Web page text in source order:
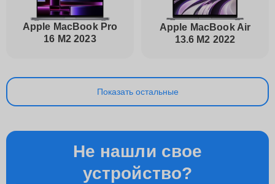
Apple MacBook Pro
16 M2 2023
Apple MacBook Air
13.6 M2 2022
Показать остальные
Не нашли свое
устройство?